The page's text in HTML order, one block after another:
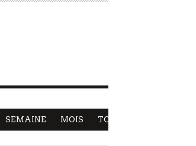
SEMAINE MOIS TOUS